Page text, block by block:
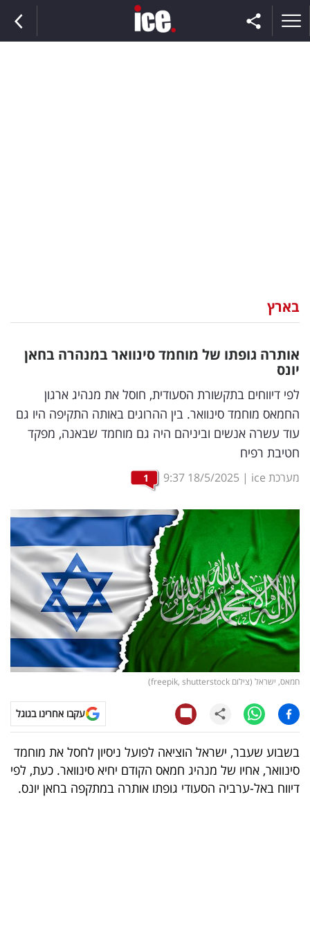
וצרכנות
דיגיטל
וטק
שיווק
ופרסום
משפט
מדדים
ומחקרים
דעות
רכילות
עסקית
קריפטו
ויראלי
טלוויזיה
עסקי
ספורט
בארץ
אותרה גופתו של מוחמד סינוואר במנהרה בחאן
יונס
לפי דיווחים בתקשורת הסעודית, חוסל את מנהיג ארגון
החמאס מוחמד סינוואר. בין ההרוגים באותה התקיפה היו גם
עוד עשרה אנשים וביניהם היה גם מוחמד שבאנה, מפקד
חטיבת רפיח
מערכת ice |
18/5/2025
9:37
1
חמאס, ישראל (צילום freepik, shutterstock)
עקבו אחרינו בגוגל
בשבוע שעבר, ישראל הוציאה לפועל ניסיון לחסל את מוחמד
סינוואר, אחיו של מנהיג חמאס הקודם יחיא סינוואר. כעת, לפי
דיווח באל-ערביה הסעודי גופתו אותרה במתקפה בחאן יונס.